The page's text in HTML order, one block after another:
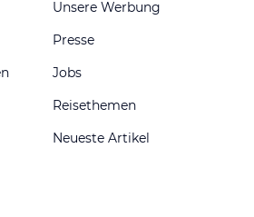
Unsere Werbung
Presse
Jobs
Reisethemen
Neueste Artikel